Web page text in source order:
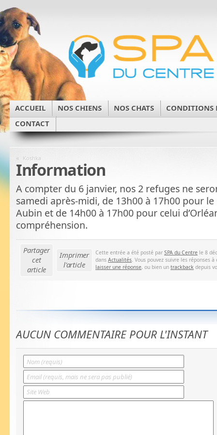
ACCUEIL NOS CHIENS NOS CHATS
CONDITIONS
CONTACT
« Koshka
Information
A compter du 6 janvier, nos 2 refuges ne
samedi après-midi, de 13h00 à 17h00 pour le
Aubin et de 14h00 à 17h00 pour celui
compréhension.
Partager
cet
article
Imprimer
l'article
Cette entrée a été posté par SPA du Centre le 8
dans Actualités. Vous pouvez suivre les réponses
laisser une réponse, ou bien un trackback depuis
AUCUN COMMENTAIRE POUR L'INSTANT